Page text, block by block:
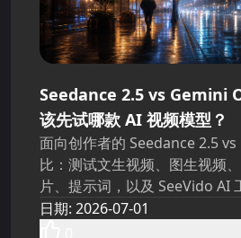
Seedance 2.5 vs Gemini
该先试哪款 AI 视频模型？
面向创作者的 Seedance 2.5
比：测试文生视频、图生视频
片、提示词，以及 SeeVido AI
日期: 2026-07-01